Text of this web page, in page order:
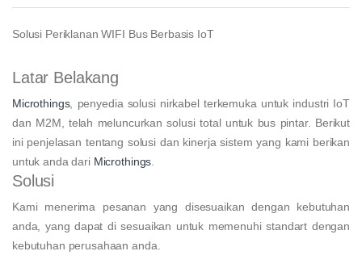
Solusi Periklanan WIFI Bus Berbasis IoT
Latar Belakang
Microthings, penyedia solusi nirkabel terkemuka untuk industri IoT
dan M2M, telah meluncurkan solusi total untuk bus pintar. Berikut
ini penjelasan tentang solusi dan kinerja sistem yang kami berikan
untuk anda dari Microthings.
Solusi
Kami menerima pesanan yang disesuaikan dengan kebutuhan
anda, yang dapat di sesuaikan untuk memenuhi standart dengan
kebutuhan perusahaan anda.